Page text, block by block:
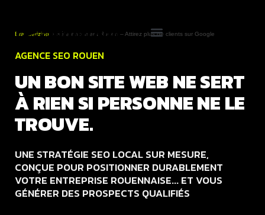
Branderizing » Référencement Rouen – Attirez plus de clients sur Google
AGENCE SEO ROUEN
UN BON SITE WEB NE SERT
À RIEN SI PERSONNE NE LE
TROUVE.
UNE STRATÉGIE SEO LOCAL SUR MESURE,
CONÇUE POUR POSITIONNER DURABLEMENT
VOTRE ENTREPRISE ROUENNAISE... ET VOUS
GÉNÉRER DES PROSPECTS QUALIFIÉS